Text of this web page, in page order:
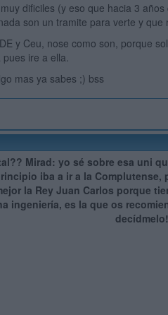
dificiles (y eso que hacia 3
son un tramite para verte y que
y Ceu, nose como son, porque
ire a ella.
mas ya sabes ;) bss
Mirad: yo sé sobre esa uni
iba a ir a la
la Rey Juan Carlos porque
ingeniería, es la que os